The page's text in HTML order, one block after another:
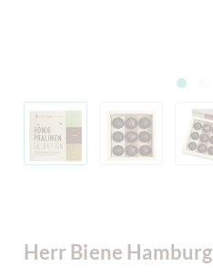
Herr Biene Hamburg